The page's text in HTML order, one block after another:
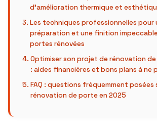
d’amélioration thermique et
Les techniques professionnelles pour
préparation et une finition
portes rénovées
Optimiser son projet de rénovation
: aides financières et bons plans à ne
FAQ : questions fréquemment posées
rénovation de porte en 2025